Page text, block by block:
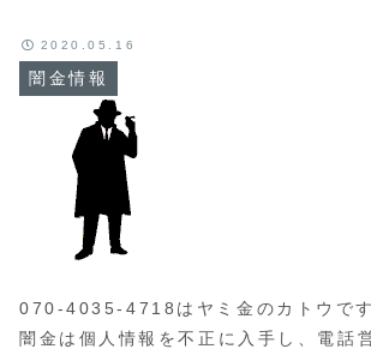
闇金情報
2020.05.16
070-4035-4718はヤミ金のカトウです
闇金は個人情報を不正に入手し、電話